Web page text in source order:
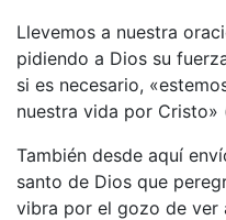
Llevemos a nuestra
pidiendo a Dios su
si es necesario,
nuestra vida por Cristo»
También desde aquí
santo de Dios que
vibra por el gozo de ver